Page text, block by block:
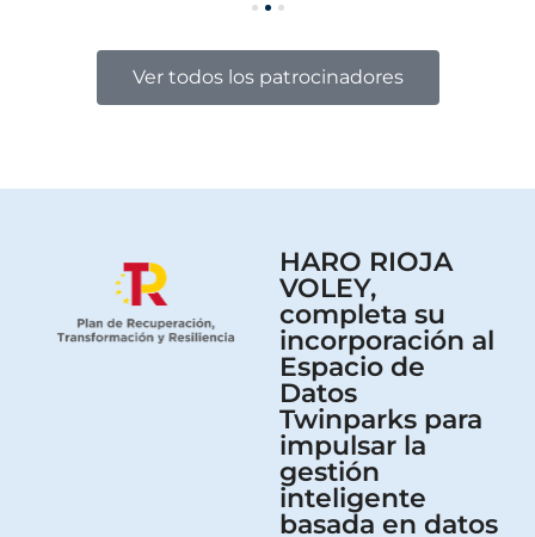
Ver todos los patrocinadores
HARO RIOJA
VOLEY,
completa su
incorporación al
Espacio de
Datos
Twinparks para
impulsar la
gestión
inteligente
basada en datos